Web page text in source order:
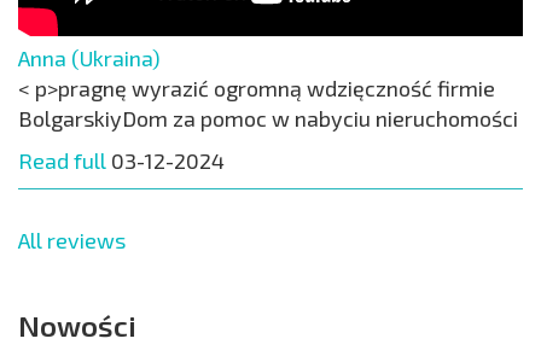
Anna (Ukraina)
< p>pragnę wyrazić ogromną wdzięczność firmie
BolgarskiyDom za pomoc w nabyciu nieruchomości
Read full 03-12-2024
All reviews
Nowości